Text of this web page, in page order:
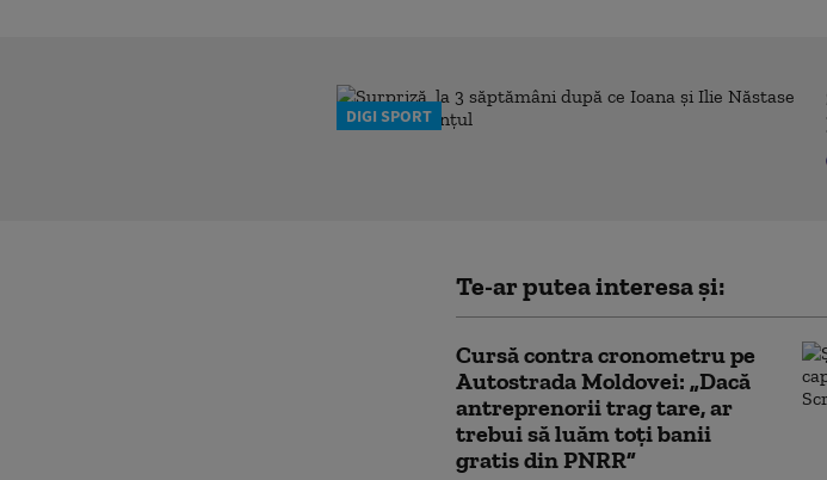
DIGI SPORT
Te-ar putea interesa și:
Cursă contra cronometru pe
Autostrada Moldovei: „Dacă
antreprenorii trag tare, ar
trebui să luăm toți banii
gratis din PNRR”